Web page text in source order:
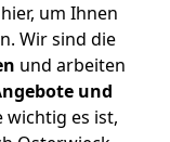
um Ihnen
Wir sind die
und arbeiten
und
wichtig es ist,